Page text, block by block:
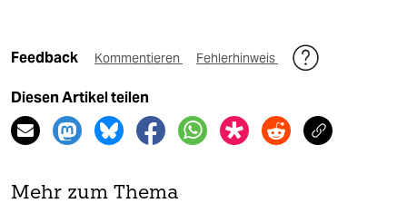
Feedback Kommentieren Fehlerhinweis
Diesen Artikel teilen
Mehr zum Thema